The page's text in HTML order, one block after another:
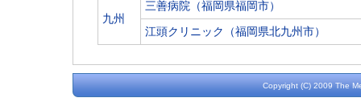
九州
三善病院（福岡県福岡市）
江頭クリニック（福岡県北九州市）
Copyright (C) 2009 The